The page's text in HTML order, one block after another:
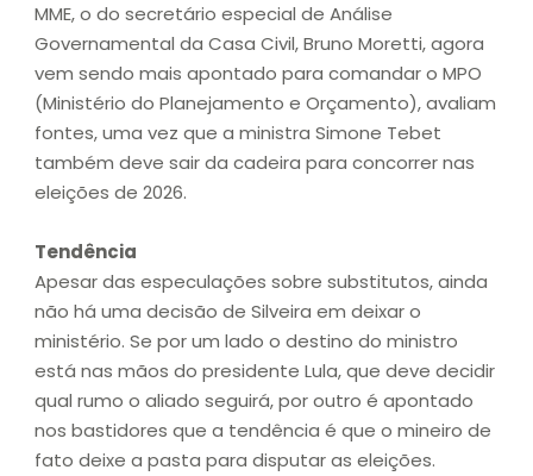
MME, o do secretário especial de Análise
Governamental da Casa Civil, Bruno Moretti, agora
vem sendo mais apontado para comandar o MPO
(Ministério do Planejamento e Orçamento), avaliam
fontes, uma vez que a ministra Simone Tebet
também deve sair da cadeira para concorrer nas
eleições de 2026.
Tendência
Apesar das especulações sobre substitutos, ainda
não há uma decisão de Silveira em deixar o
ministério. Se por um lado o destino do ministro
está nas mãos do presidente Lula, que deve decidir
qual rumo o aliado seguirá, por outro é apontado
nos bastidores que a tendência é que o mineiro de
fato deixe a pasta para disputar as eleições.